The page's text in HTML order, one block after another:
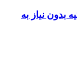
بدون نیاز به